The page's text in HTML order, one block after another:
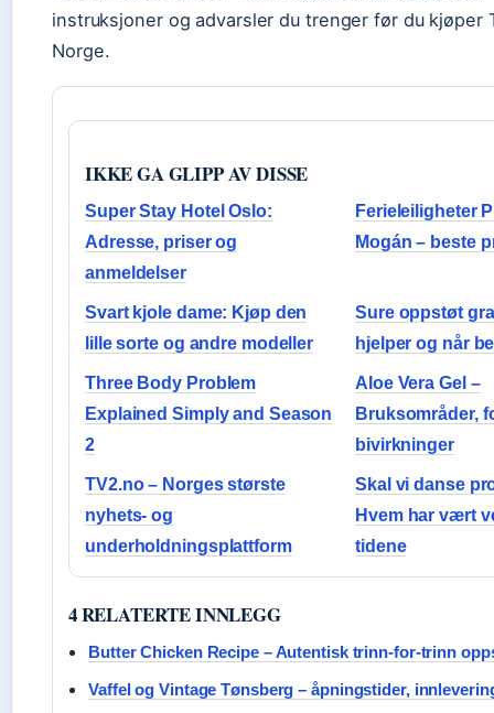
instruksjoner og advarsler du trenger før du kjøper
Norge.
IKKE GA GLIPP AV DISSE
Super Stay Hotel Oslo:
Adresse, priser og
anmeldelser
Ferieleiligheter
Mogán – beste
Svart kjole dame: Kjøp den
lille sorte og andre modeller
Sure oppstøt
hjelper og når
Three Body Problem
Explained Simply and Season
2
Aloe Vera Gel –
Bruksområder,
bivirkninger
TV2.no – Norges største
nyhets- og
underholdningsplattform
Skal vi danse
Hvem har vært
tidene
4 RELATERTE INNLEGG
Butter Chicken Recipe – Autentisk trinn-for-trinn
Vaffel og Vintage Tønsberg – åpningstider,